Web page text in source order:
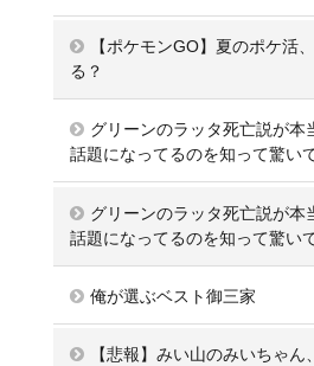
【ポケモンGO】夏のポケ活
る？
グリーンのラッタ死亡説が本
話題になってるのを知って驚い
グリーンのラッタ死亡説が本
話題になってるのを知って驚い
俺が選ぶベスト御三家
【悲報】みい山のみいちゃ